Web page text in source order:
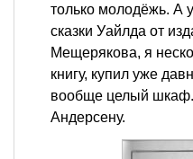
только молодёжь. А
сказки Уайлда от
Мещерякова, я
книгу, купил уже
вообще целый
Андерсену.